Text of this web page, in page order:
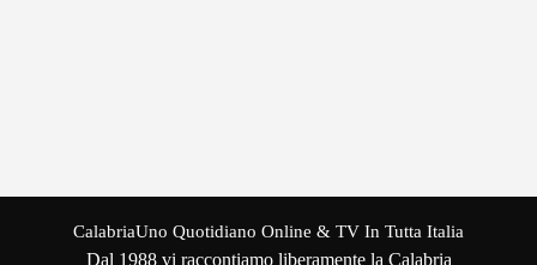
CalabriaUno Quotidiano Online & TV In Tutta Italia
Dal 1988 vi raccontiamo liberamente la Calabria